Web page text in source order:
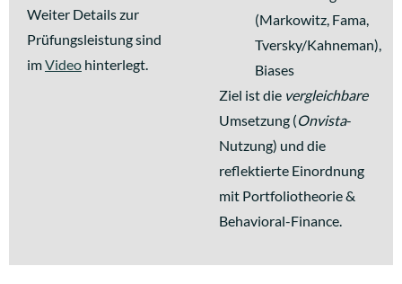
Weiter Details zur
Prüfungsleistung sind
imVideo hinterlegt.
(Markowitz, Fama,
Tversky/Kahneman),
Biases
Ziel ist die vergleichbare
Umsetzung (Onvista-
Nutzung) und die
reflektierte Einordnung
mit Portfoliotheorie &
Behavioral-Finance.